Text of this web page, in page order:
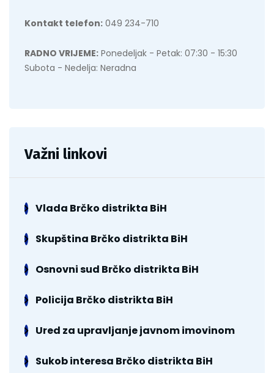
Kontakt telefon: 049 234-710
RADNO VRIJEME: Ponedeljak - Petak: 07:30 - 15:30
Subota - Nedelja: Neradna
Važni linkovi
Vlada Brčko distrikta BiH
Skupština Brčko distrikta BiH
Osnovni sud Brčko distrikta BiH
Policija Brčko distrikta BiH
Ured za upravljanje javnom imovinom
Sukob interesa Brčko distrikta BiH